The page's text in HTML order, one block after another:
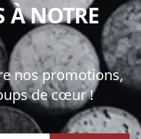
À NOTRE
nos promotions,
de cœur !